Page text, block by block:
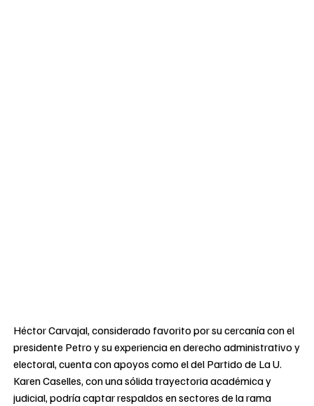
Héctor Carvajal, considerado favorito por su cercanía con el
presidente Petro y su experiencia en derecho administrativo y
electoral, cuenta con apoyos como el del Partido de La U.
Karen Caselles, con una sólida trayectoria académica y
judicial, podría captar respaldos en sectores de la rama